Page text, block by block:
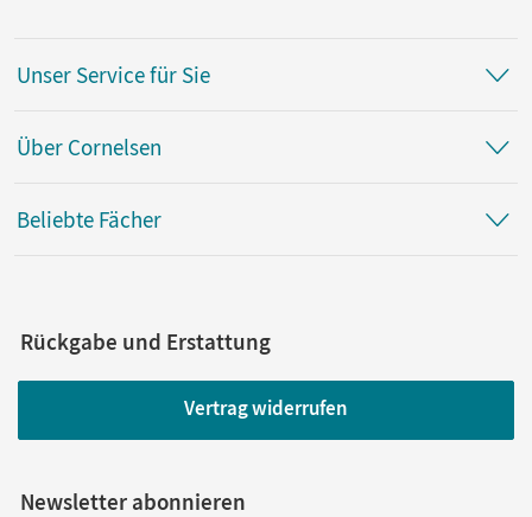
Unser Service für Sie
Über Cornelsen
Beliebte Fächer
Rückgabe und Erstattung
Vertrag widerrufen
Newsletter abonnieren